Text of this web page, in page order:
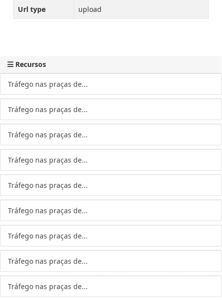
Recursos
Tráfego nas praças de...
Tráfego nas praças de...
Tráfego nas praças de...
Tráfego nas praças de...
Tráfego nas praças de...
Tráfego nas praças de...
Tráfego nas praças de...
Tráfego nas praças de...
Tráfego nas praças de...
Url type upload